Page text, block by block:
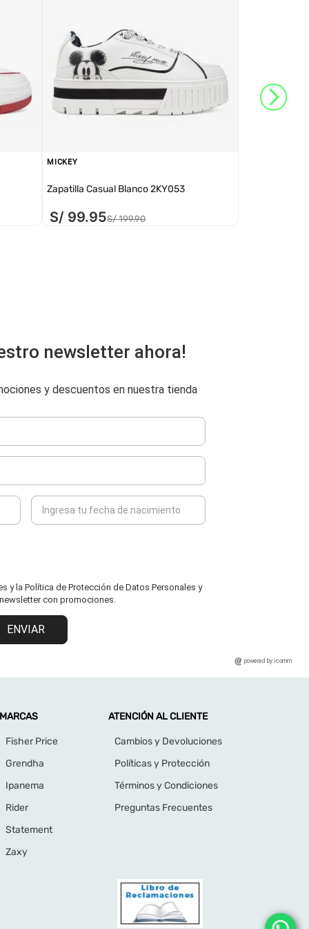
MICKEY
Zapatilla Casual Blanco 2KY053
S/ 99.95S/ 199.90
newsletter ahora!
y descuentos en nuestra tienda
y la Política de Protección de Datos Personales y
con promociones.
ENVIAR
powered by icomm
Fisher Price
Grendha
Ipanema
Rider
Statement
Zaxy
ATENCIÓN AL CLIENTE
Cambios y Devoluciones
Políticas y Protección
Términos y Condiciones
Preguntas Frecuentes